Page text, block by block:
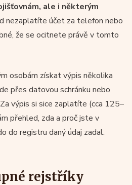
ale i některým
nezaplatíte účet za telefon nebo
že se ocitnete právě v tomto
osobám získat výpis několika
přes datovou schránku nebo
výpis si sice zaplatíte (cca 125–
přehled, zda a proč jste v
do registru daný údaj zadal.
rejstříky